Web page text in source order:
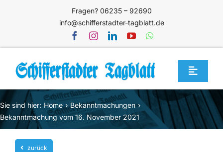
Fragen? 06235 – 92690
info@schifferstadter-tagblatt.de
Toggle
Home
Themen
Blog
Sie sind hier: Home
Bekanntmachungen
Bekanntmachung vom 16. November 2021
zurück